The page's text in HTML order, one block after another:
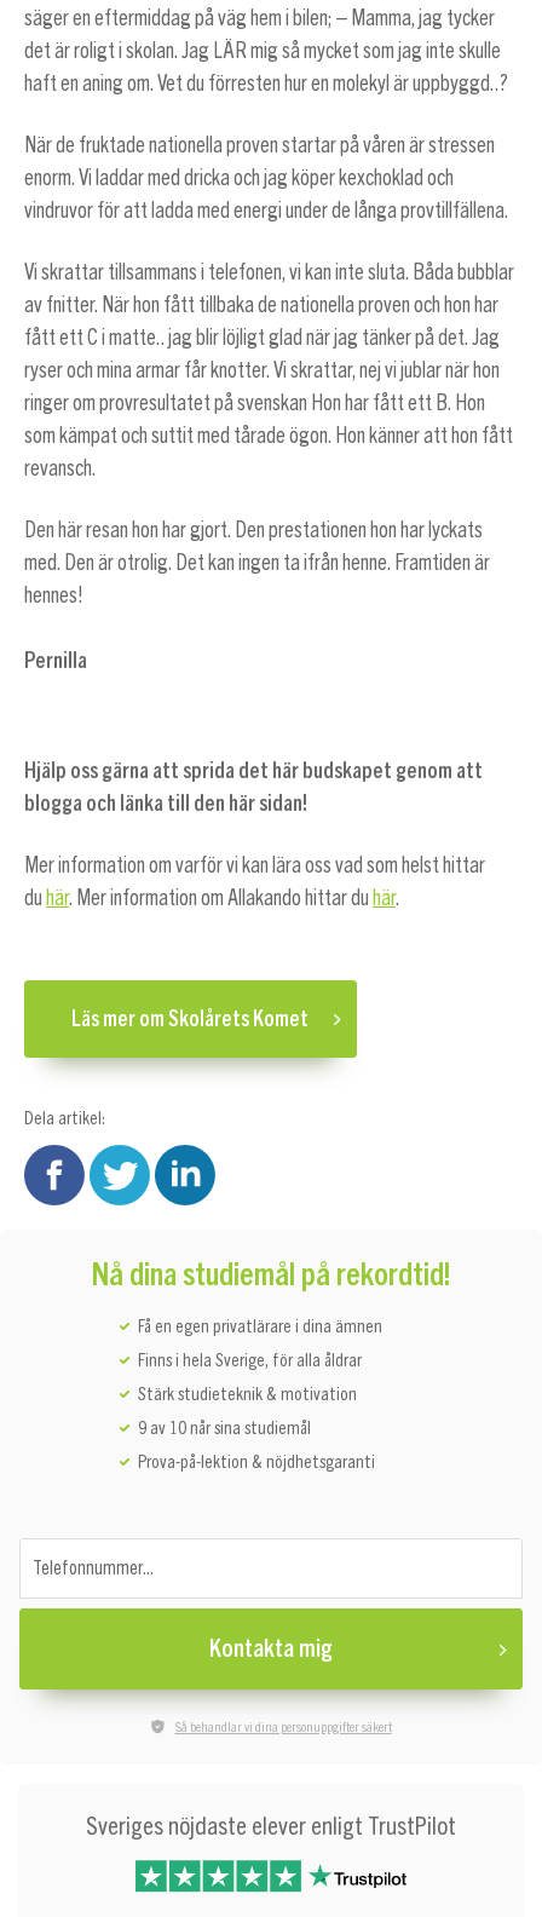
säger en eftermiddag på väg hem i bilen; – Mamma, jag tycker
det är roligt i skolan. Jag LÄR mig så mycket som jag inte skulle
haft en aning om. Vet du förresten hur en molekyl är uppbyggd..?
När de fruktade nationella proven startar på våren är stressen
enorm. Vi laddar med dricka och jag köper kexchoklad och
vindruvor för att ladda med energi under de långa provtillfällena.
Vi skrattar tillsammans i telefonen, vi kan inte sluta. Båda bubblar
av fnitter. När hon fått tillbaka de nationella proven och hon har
fått ett C i matte.. jag blir löjligt glad när jag tänker på det. Jag
ryser och mina armar får knotter. Vi skrattar, nej vi jublar när hon
ringer om provresultatet på svenskan Hon har fått ett B. Hon
som kämpat och suttit med tårade ögon. Hon känner att hon fått
revansch.
Den här resan hon har gjort. Den prestationen hon har lyckats
med. Den är otrolig. Det kan ingen ta ifrån henne. Framtiden är
hennes!
Pernilla
Hjälp oss gärna att sprida det här budskapet genom att
blogga och länka till den här sidan!
Mer information om varför vi kan lära oss vad som helst hittar
du här. Mer information om Allakando hittar du här.
Läs mer om Skolårets Komet
Dela artikel:
Nå dina studiemål på rekordtid!
Få en egen privatlärare i dina ämnen
Finns i hela Sverige, för alla åldrar
Stärk studieteknik & motivation
9 av 10 når sina studiemål
Prova-på-lektion & nöjdhetsgaranti
Telefonnummer...
Kontakta mig
Så behandlar vi dina personuppgifter säkert
Sveriges nöjdaste elever enligt TrustPilot